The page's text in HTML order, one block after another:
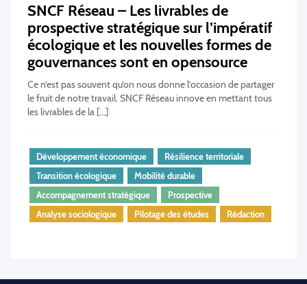
SNCF Réseau – Les livrables de
prospective stratégique sur l’impératif
écologique et les nouvelles formes de
gouvernances sont en opensource
Ce n’est pas souvent qu’on nous donne l’occasion de partager
le fruit de notre travail. SNCF Réseau innove en mettant tous
les livrables de la […]
Développement économique
Résilience territoriale
Transition écologique
Mobilité durable
Accompagnement stratégique
Prospective
Analyse sociologique
Pilotage des études Rédaction